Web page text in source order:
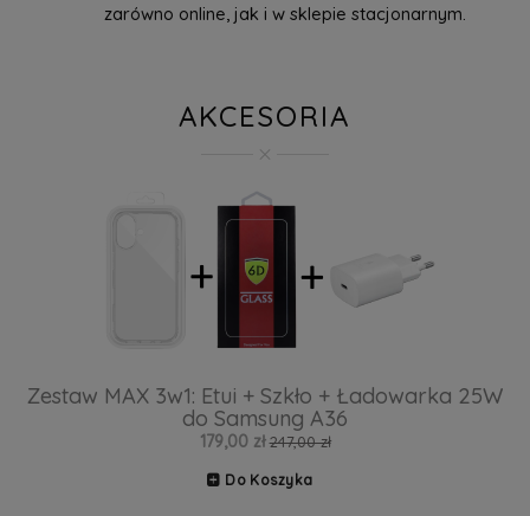
zarówno online, jak i w sklepie stacjonarnym.
AKCESORIA
Zestaw MAX 3w1: Etui + Szkło + Ładowarka 25W
do Samsung A36
179,00 zł 247,00 zł
Do Koszyka